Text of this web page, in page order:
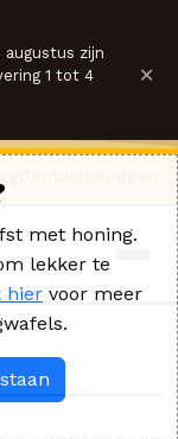
augustus zijn
1 tot 4
×
met honing.
lekker te
hier voor meer